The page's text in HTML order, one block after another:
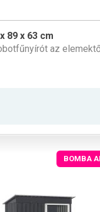
89 x 63 cm
az
BOMBA